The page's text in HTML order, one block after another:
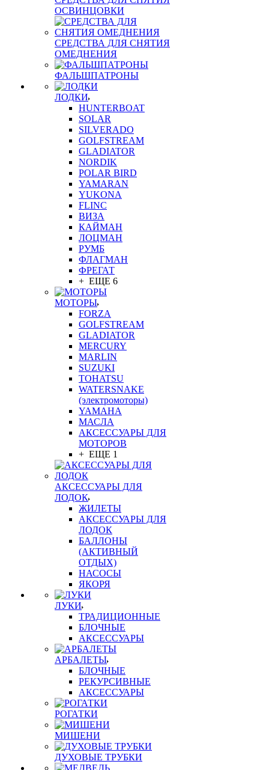
ОСВИНЦОВКИ
СРЕДСТВА ДЛЯ СНЯТИЯ
ОМЕДНЕНИЯ
ФАЛЬШПАТРОНЫ
ЛОДКИ
HUNTERBOAT
SOLAR
SILVERADO
GOLFSTREAM
GLADIATOR
NORDIK
POLAR BIRD
YAMARAN
YUKONA
FLINC
ВИЗА
КАЙМАН
ЛОЦМАН
РУМБ
ФЛАГМАН
ФРЕГАТ
+ ЕЩЕ 6
МОТОРЫ
FORZA
GOLFSTREAM
GLADIATOR
MERCURY
MARLIN
SUZUKI
TOHATSU
WATERSNAKE
(электромоторы)
YAMAHA
МАСЛА
АКСЕССУАРЫ ДЛЯ
МОТОРОВ
+ ЕЩЕ 1
АКСЕССУАРЫ ДЛЯ
ЛОДОК
ЖИЛЕТЫ
АКСЕССУАРЫ ДЛЯ
ЛОДОК
БАЛЛОНЫ
(АКТИВНЫЙ
ОТДЫХ)
НАСОСЫ
ЯКОРЯ
ЛУКИ
ТРАДИЦИОННЫЕ
БЛОЧНЫЕ
АКСЕССУАРЫ
АРБАЛЕТЫ
БЛОЧНЫЕ
РЕКУРСИВНЫЕ
АКСЕССУАРЫ
РОГАТКИ
МИШЕНИ
ДУХОВЫЕ ТРУБКИ